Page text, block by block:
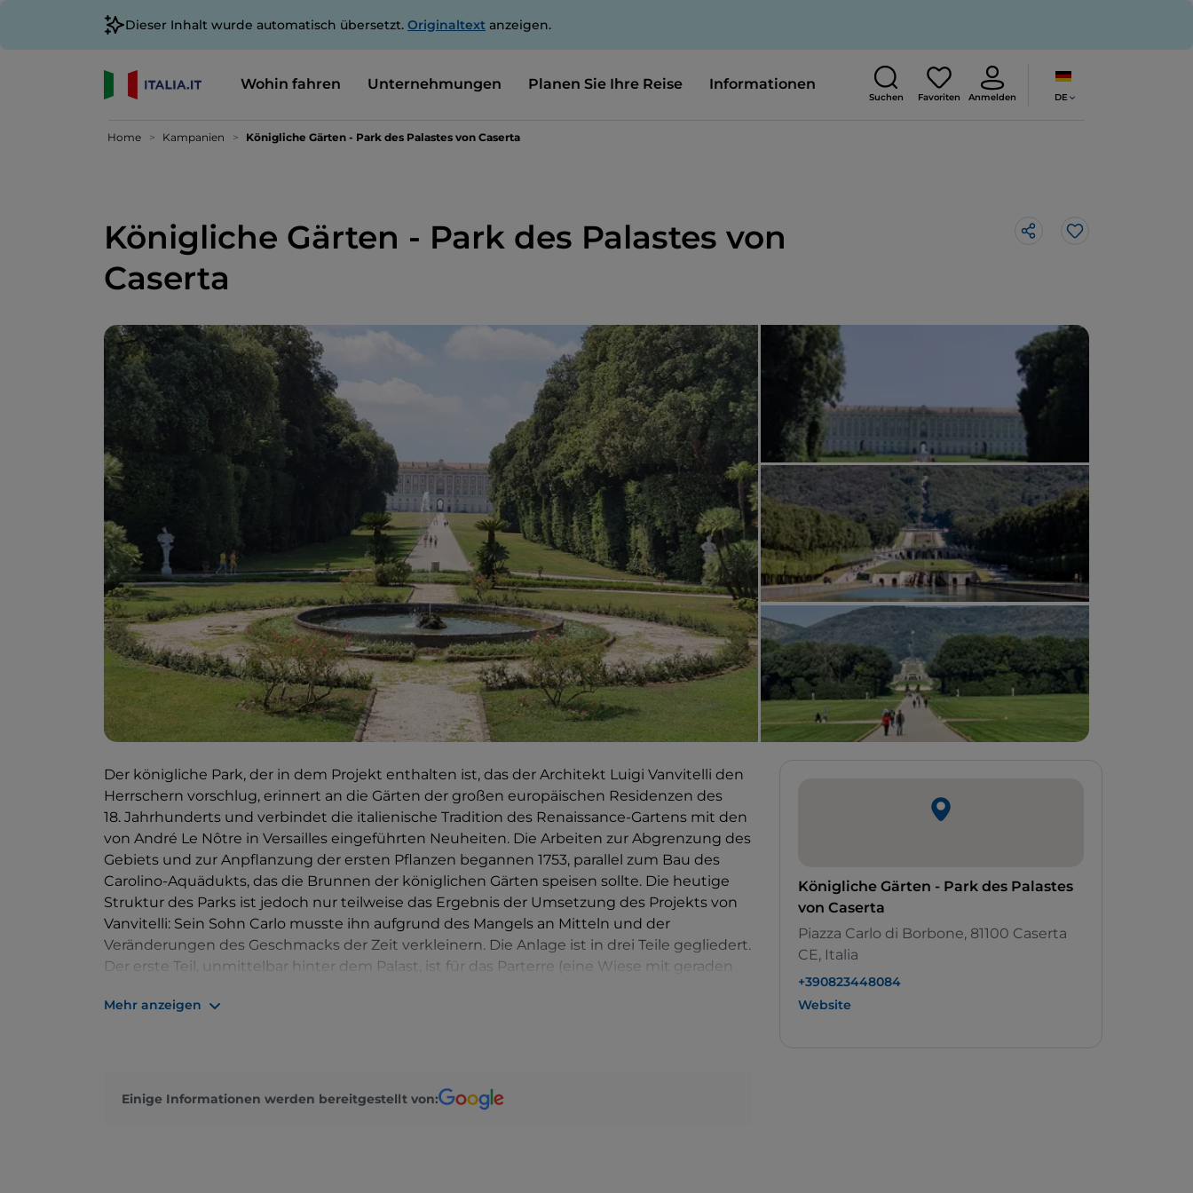
Dieser Inhalt wurde automatisch übersetzt. Originaltext anzeigen.
Wohin fahren Unternehmungen Planen Sie Ihre Reise Informationen
Suchen Favoriten Anmelden DE
Home Kampanien Königliche Gärten - Park des Palastes von Caserta
Königliche Gärten - Park des Palastes von
Caserta
Like
Der königliche Park, der in dem Projekt enthalten ist, das der Architekt Luigi Vanvitelli den
Herrschern vorschlug, erinnert an die Gärten der großen europäischen Residenzen des
18. Jahrhunderts und verbindet die italienische Tradition des Renaissance-Gartens mit den
von André Le Nôtre in Versailles eingeführten Neuheiten. Die Arbeiten zur Abgrenzung des
Gebiets und zur Anpflanzung der ersten Pflanzen begannen 1753, parallel zum Bau des
Carolino-Aquädukts, das die Brunnen der königlichen Gärten speisen sollte. Die heutige
Struktur des Parks ist jedoch nur teilweise das Ergebnis der Umsetzung des Projekts von
Vanvitelli: Sein Sohn Carlo musste ihn aufgrund des Mangels an Mitteln und der
Veränderungen des Geschmacks der Zeit verkleinern. Die Anlage ist in drei Teile gegliedert.
Der erste Teil, unmittelbar hinter dem Palast, ist für das Parterre (eine Wiese mit geraden
bereits vor dem Palast existierte. Hier befindet sich die Castelluccia, ein Gebäude aus dem
geschmückt ist. Der zweite Teil des Parks hat seine Attraktivität in den Wasserspielen, mit
Brunnen, die in der Achse mit dem Königspalast angeordnet sind. Es beginnt mit dem
Mehr anzeigen
Einige Informationen werden bereitgestellt von:
Königliche Gärten - Park des Palastes
von Caserta
Piazza Carlo di Borbone, 81100 Caserta
CE, Italia
+390823448084
Website